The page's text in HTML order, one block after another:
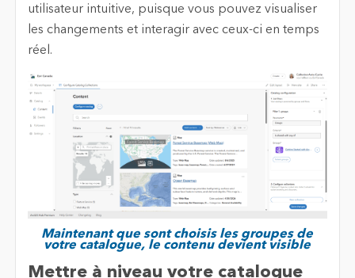
utilisateur intuitive, puisque vous pouvez visualiser
les changements et interagir avec ceux-ci en temps
réel.
Maintenant que sont choisis les groupes de
votre catalogue, le contenu devient visible
Mettre à niveau votre catalogue